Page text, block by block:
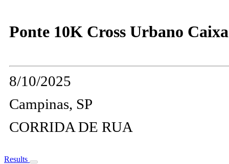
Ponte 10K Cross Urbano
8/10/2025
Campinas, SP
CORRIDA DE RUA
Results